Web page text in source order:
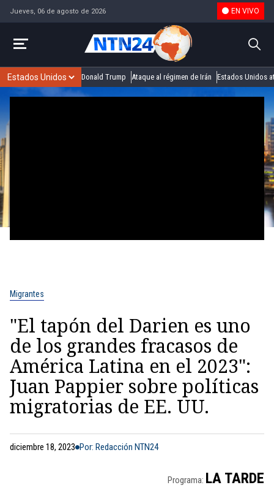
Jueves, 06 de agosto de 2026 EN VIVO
Donald Trump Ataque al régimen de Irán Estados Unidos
Migrantes
"El tapón del Darien es uno
de los grandes fracasos de
América Latina en el 2023":
Juan Pappier sobre políticas
migratorias de EE. UU.
diciembre 18, 2023 Por: Redacción NTN24
Programa: LA TARDE